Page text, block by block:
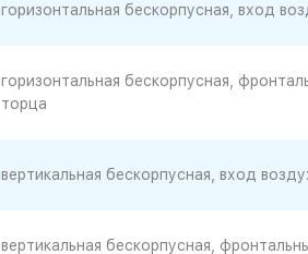
горизонтальная бескорпусная, вход
горизонтальная бескорпусная,
торца
вертикальная бескорпусная, вход
вертикальная бескорпусная,